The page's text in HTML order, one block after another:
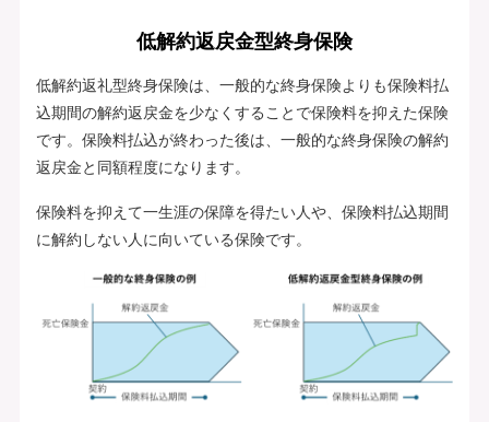
低解約返戻金型終身保険
低解約返礼型終身保険は、一般的な終身保険よりも保険料払
込期間の解約返戻金を少なくすることで保険料を抑えた保険
です。保険料払込が終わった後は、一般的な終身保険の解約
返戻金と同額程度になります。
保険料を抑えて一生涯の保障を得たい人や、保険料払込期間
に解約しない人に向いている保険です。